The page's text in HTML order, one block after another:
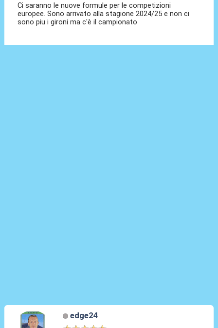
Ci saranno le nuove formule per le competizioni
europee. Sono arrivato alla stagione 2024/25 e non ci
sono piu i gironi ma c'è il campionato
edge24